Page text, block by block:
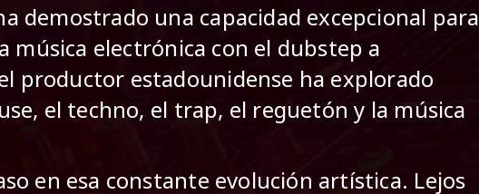
demostrado una capacidad excepcional para
música electrónica con el dubstep a
productor estadounidense ha explorado
el techno, el trap, el reguetón y la música
en esa constante evolución artística. Lejos